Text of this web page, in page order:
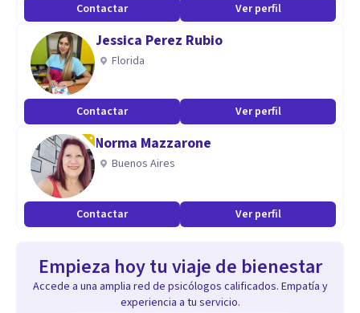
donde trabajamos juntos para desarrollar estrategias
efectivas. Fomento la
autoexploración y el aprendizaje, promoviendo un cambio
positivo y duradero
Contactar Ver perfil
Jessica Perez Rubio
Florida
Contactar Ver perfil
Norma Mazzarone
Buenos Aires
Contactar Ver perfil
Empieza hoy tu viaje de bienestar
Accede a una amplia red de psicólogos calificados. Empatía y
experiencia a tu servicio.